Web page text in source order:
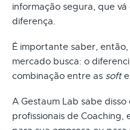
informação segura, que
diferença.
É importante saber,
mercado busca: o
combinação entre as softe
A Gestaum Lab sabe
profissionais de Coaching,